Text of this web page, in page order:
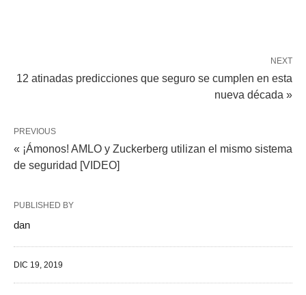
NEXT
12 atinadas predicciones que seguro se cumplen en esta
nueva década »
PREVIOUS
« ¡Ámonos! AMLO y Zuckerberg utilizan el mismo sistema
de seguridad [VIDEO]
PUBLISHED BY
dan
DIC 19, 2019